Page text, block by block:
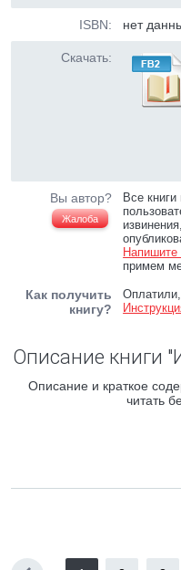
ISBN: нет
Скачать:
Вы автор?
Жалоба
Все
Напишите
примем
Как получить
книгу?
Описание книги
Описание и краткое
читать